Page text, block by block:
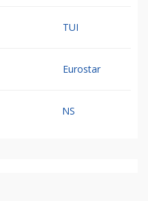
TUI
Eurostar
NS